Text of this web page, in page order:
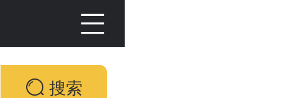
搜索